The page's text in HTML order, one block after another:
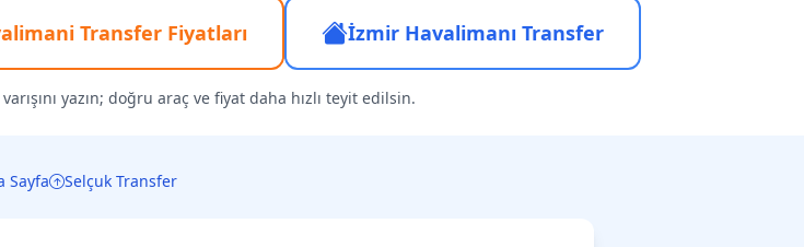
Transfer Fiyatları İzmir Havalimanı Transfer
yazın; doğru araç ve fiyat daha hızlı teyit edilsin.
Sayfa Selçuk Transfer